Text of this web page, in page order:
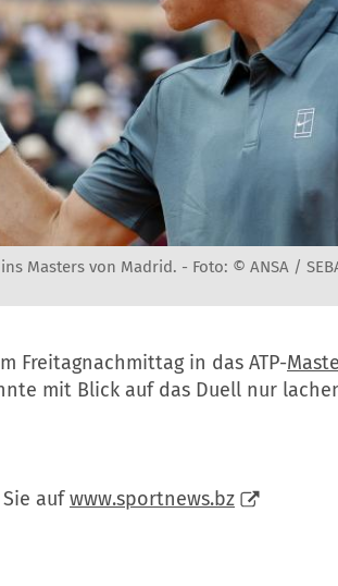
Masters von Madrid. - Foto: © ANSA /
Freitagnachmittag in das ATP-
mit Blick auf das Duell nur
aufwww.sportnews.bz